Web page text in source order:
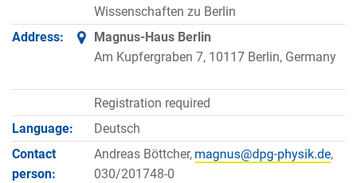
Wissenschaften zu Berlin
Address:
Magnus-Haus Berlin
Am Kupfergraben 7, 10117 Berlin, Germany
Registration required
Language:
Deutsch
Contact
person:
Andreas Böttcher,
,
030/201748-0